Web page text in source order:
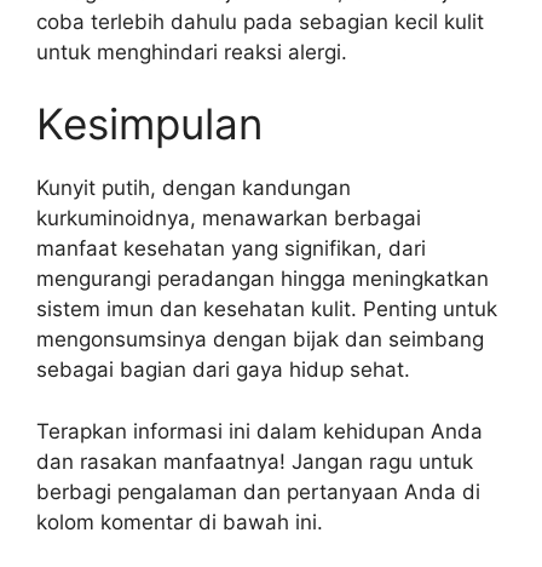
coba terlebih dahulu pada sebagian kecil kulit
untuk menghindari reaksi alergi.
Kesimpulan
Kunyit putih, dengan kandungan
kurkuminoidnya, menawarkan berbagai
manfaat kesehatan yang signifikan, dari
mengurangi peradangan hingga meningkatkan
sistem imun dan kesehatan kulit. Penting untuk
mengonsumsinya dengan bijak dan seimbang
sebagai bagian dari gaya hidup sehat.
Terapkan informasi ini dalam kehidupan Anda
dan rasakan manfaatnya! Jangan ragu untuk
berbagi pengalaman dan pertanyaan Anda di
kolom komentar di bawah ini.